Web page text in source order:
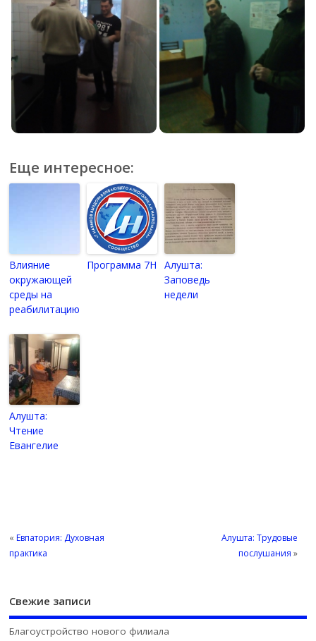
Еще интересное:
Влияние
окружающей
среды на
реабилитацию
Программа 7Н
Алушта:
Заповедь
недели
Алушта:
Чтение
Евангелие
«Евпатория: Духовная
практика
Алушта: Трудовые
послушания »
Свежие записи
Благоустройство нового филиала